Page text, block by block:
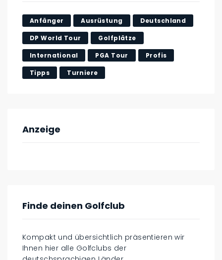
Anfänger Ausrüstung Deutschland
DP World Tour Golfplätze
International PGA Tour Profis
Tipps Turniere
Anzeige
Finde deinen Golfclub
Kompakt und übersichtlich präsentieren wir
Ihnen hier alle Golfclubs der